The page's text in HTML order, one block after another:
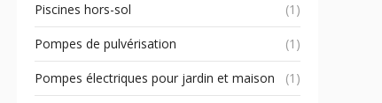
Piscines hors-sol (1)
Pompes de pulvérisation (1)
Pompes électriques pour jardin et maison (1)